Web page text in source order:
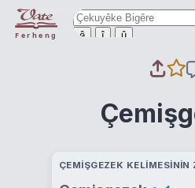
Ferheng ê î û
ÇEMIŞGEZEK